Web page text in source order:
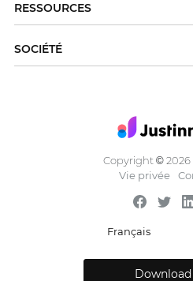
RESSOURCES
SOCIÉTÉ
Copyright ©2026
Vie privée
Français
Download